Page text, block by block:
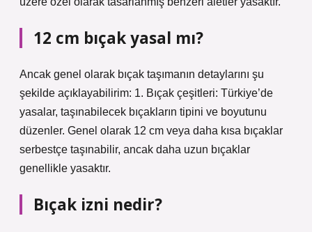
12 cm bıçak yasal mı?
Ancak genel olarak bıçak taşımanın detaylarını şu
şekilde açıklayabilirim: 1. Bıçak çeşitleri: Türkiye’de
yasalar, taşınabilecek bıçakların tipini ve boyutunu
düzenler. Genel olarak 12 cm veya daha kısa bıçaklar
serbestçe taşınabilir, ancak daha uzun bıçaklar
genellikle yasaktır.
Bıçak izni nedir?